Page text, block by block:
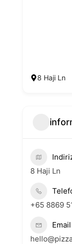
8 Haji Ln
8 Haji Ln
+65 8869
Email